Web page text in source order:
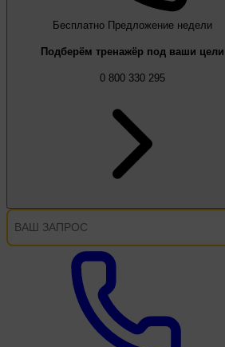
Бесплатно Предложение недели
Подберём тренажёр под ваши цели
0 800 330 295